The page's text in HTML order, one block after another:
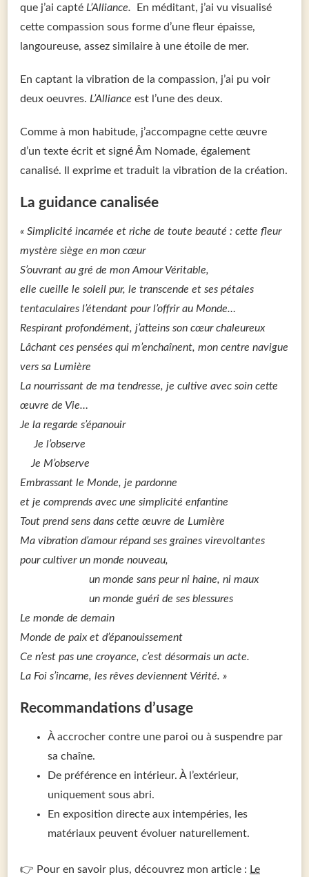
que j’ai capté L’Alliance.
En méditant, j’ai vu visualisé
cette compassion sous forme d’une fleur épaisse,
langoureuse, assez similaire à une étoile de mer.
En captant la vibration de la compassion, j’ai pu voir
deux oeuvres. L’Alliance est l’une des deux.
Comme à mon habitude, j’accompagne cette œuvre
d’un texte écrit et signé Âm Nomade, également
canalisé. Il exprime et traduit la vibration de la création.
La guidance canalisée
« Simplicité incarnée et riche de toute beauté : cette fleur
mystère siège en mon cœur
S’ouvrant au gré de mon Amour Véritable,
elle cueille le soleil pur, le transcende et ses pétales
tentaculaires l’étendant pour l’offrir au Monde…
Respirant profondément, j’atteins son cœur chaleureux
Lâchant ces pensées qui m’enchaînent, mon centre navigue
vers sa Lumière
La nourrissant de ma tendresse, je cultive avec soin cette
œuvre de Vie…
Je la regarde s’épanouir
Je l’observe
Je M’observe
Embrassant le Monde, je pardonne
et je comprends avec une simplicité enfantine
Tout prend sens dans cette œuvre de Lumière
Ma vibration d’amour répand ses graines virevoltantes
pour cultiver un monde nouveau,
un monde sans peur ni haine, ni maux
un monde guéri de ses blessures
Le monde de demain
Monde de paix et d’épanouissement
Ce n’est pas une croyance, c’est désormais un acte.
La Foi s’incarne, les rêves deviennent Vérité. »
Recommandations d’usage
À accrocher contre une paroi ou à suspendre par
sa chaîne.
De préférence en intérieur. À l’extérieur,
uniquement sous abri.
En exposition directe aux intempéries, les
matériaux peuvent évoluer naturellement.
👉 Pour en savoir plus, découvrez mon article : Le